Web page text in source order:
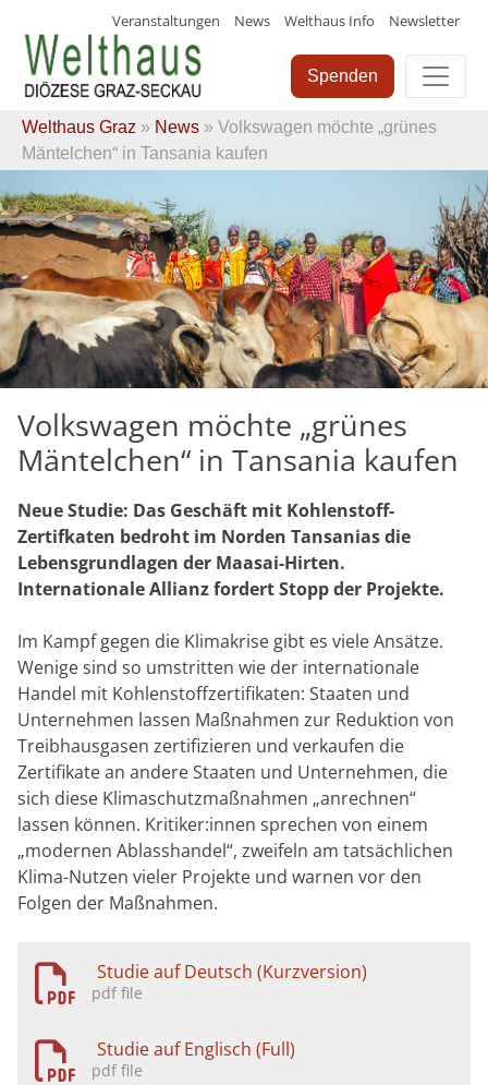
Skip
content
Veranstaltungen News Welthaus Info Newsletter
Spenden
Welthaus Graz » News » Volkswagen möchte „grünes
Mäntelchen“ in Tansania kaufen
Volkswagen möchte „grünes
Mäntelchen“ in Tansania kaufen
Neue Studie: Das Geschäft mit Kohlenstoff-
Zertifkaten bedroht im Norden Tansanias die
Lebensgrundlagen der Maasai-Hirten.
Internationale Allianz fordert Stopp der Projekte.
Im Kampf gegen die Klimakrise gibt es viele Ansätze.
Wenige sind so umstritten wie der internationale
Handel mit Kohlenstoffzertifikaten: Staaten und
Unternehmen lassen Maßnahmen zur Reduktion von
Treibhausgasen zertifizieren und verkaufen die
Zertifikate an andere Staaten und Unternehmen, die
sich diese Klimaschutzmaßnahmen „anrechnen“
lassen können. Kritiker:innen sprechen von einem
„modernen Ablasshandel“, zweifeln am tatsächlichen
Klima-Nutzen vieler Projekte und warnen vor den
Folgen der Maßnahmen.
Studie auf Deutsch (Kurzversion)
Studie auf Englisch (Full)